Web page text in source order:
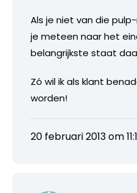
Als je niet van die
je meteen naar het
belangrijkste staat
Zó wil ik als klant
worden!
20 februari 2013 om